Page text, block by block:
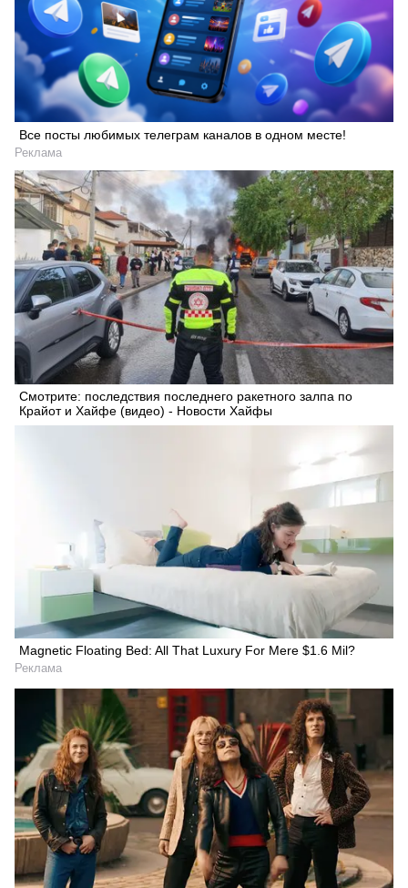
Все посты любимых телеграм каналов в одном месте!
Реклама
Смотрите: последствия последнего ракетного залпа по
Крайот и Хайфе (видео) - Новости Хайфы
Magnetic Floating Bed: All That Luxury For Mere $1.6 Mil?
Реклама